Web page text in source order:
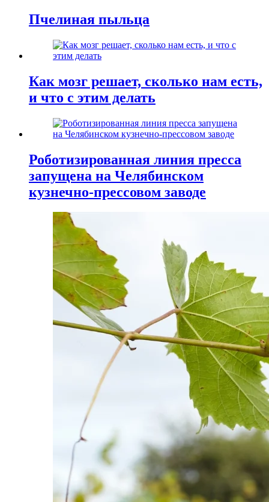
Пчелиная пыльца
Как мозг решает, сколько нам есть,
и что с этим делать
Роботизированная линия пресса
запущена на Челябинском
кузнечно-прессовом заводе